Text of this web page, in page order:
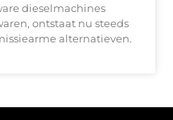
dieselmachines
ontstaat nu steeds
alternatieven.